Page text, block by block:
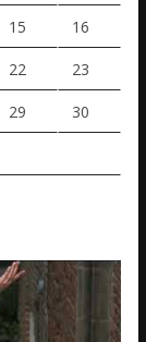
15 16
22 23
29 30